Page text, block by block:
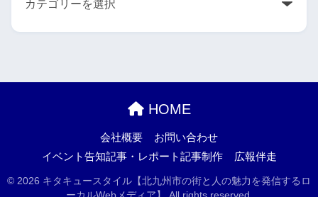
HOME
会社概要
お問い合わせ
イベント告知記事・レポート記事制作
広報伴走
© 2026 キタキュースタイル【北九州市の街と人の魅力を発信するロ